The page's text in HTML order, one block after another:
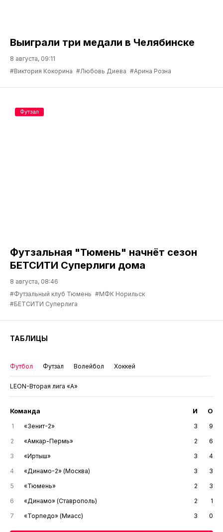
Выиграли три медали в Челябинске
8 августа, 09:11
#Виктория Кокорина #Любовь Диева #Арина Розна
Футзальная "Тюмень" начнёт сезон
БЕТСИТИ Суперлиги дома
8 августа, 08:46
#Футзальный клуб Тюмень #МФК Норильск
#БЕТСИТИ Суперлига
Футзал
ТАБЛИЦЫ
Футбол Футзал Волейбол Хоккей
LEON-Вторая лига «А»
Команда И О
1 «Зенит-2» 3
9
2
«Амкар-Пермь» 2
6
3
«Иртыш» 3
4
4
«Динамо-2» (Москва) 3
3
5
«Тюмень» 2
3
6
«Динамо» (Ставрополь) 2
1
7
«Торпедо» (Миасс) 3 0